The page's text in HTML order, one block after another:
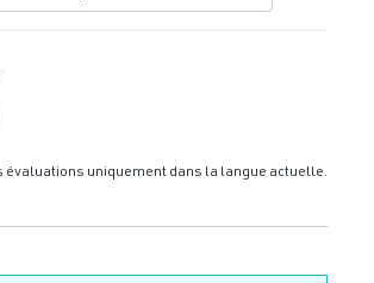
de 0 sur 5 étoiles
évaluations uniquement dans la langue actuelle.